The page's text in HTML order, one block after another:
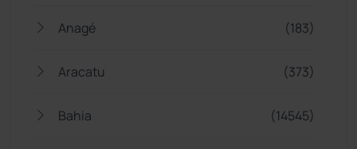
Anagé (183)
Aracatu (373)
Bahia (14545)